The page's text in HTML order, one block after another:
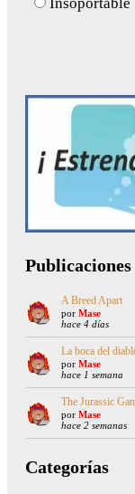
A Breed Apart
por Mase
hace 4 días
La boca del
por Mase
hace 1 semana
The Jurassic
por Mase
hace 2 semanas
Categorías